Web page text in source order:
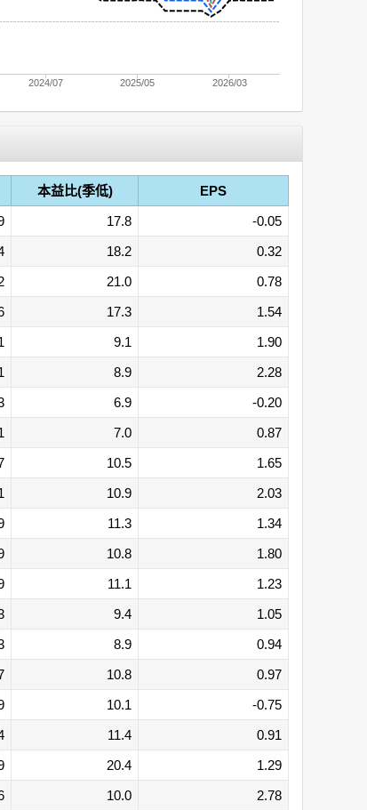
2024/07 2025/05 2026/03
本益比(季低)
EPS
17.8
-0.05
18.2
0.32
21.0
0.78
17.3
1.54
9.1
1.90
8.9
2.28
6.9
-0.20
7.0
0.87
10.5
1.65
10.9
2.03
11.3
1.34
10.8
1.80
11.1
1.23
9.4
1.05
8.9
0.94
10.8
0.97
10.1
-0.75
11.4
0.91
20.4
1.29
10.0 2.78